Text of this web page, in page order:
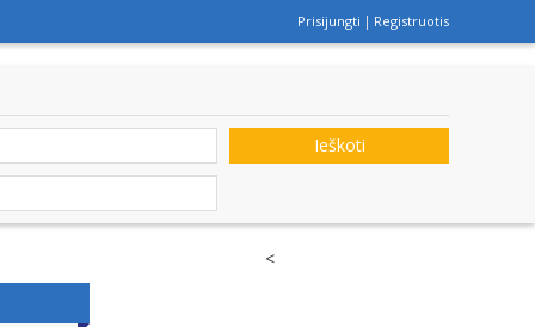
Prisijungti Registruotis
Ieškoti
<